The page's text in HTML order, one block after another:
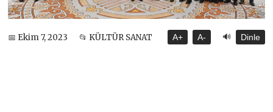
📅 Ekim 7, 2023 📂 KÜLTÜR SANAT A+ A- 🔊 Dinle